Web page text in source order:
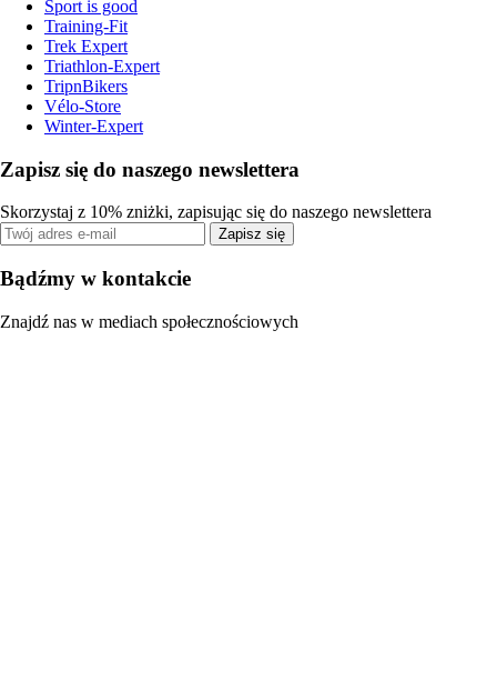
Sport is good
Training-Fit
Trek Expert
Triathlon-Expert
TripnBikers
Vélo-Store
Winter-Expert
Zapisz się do naszego newslettera
Skorzystaj z 10% zniżki, zapisując się do naszego newslettera
Zapisz się
Bądźmy w kontakcie
Znajdź nas w mediach społecznościowych